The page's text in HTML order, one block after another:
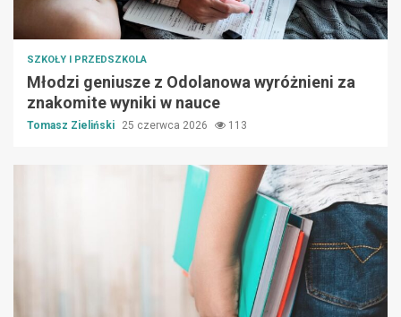
SZKOŁY I PRZEDSZKOLA
Młodzi geniusze z Odolanowa wyróżnieni za
znakomite wyniki w nauce
Tomasz Zieliński 25 czerwca 2026 113